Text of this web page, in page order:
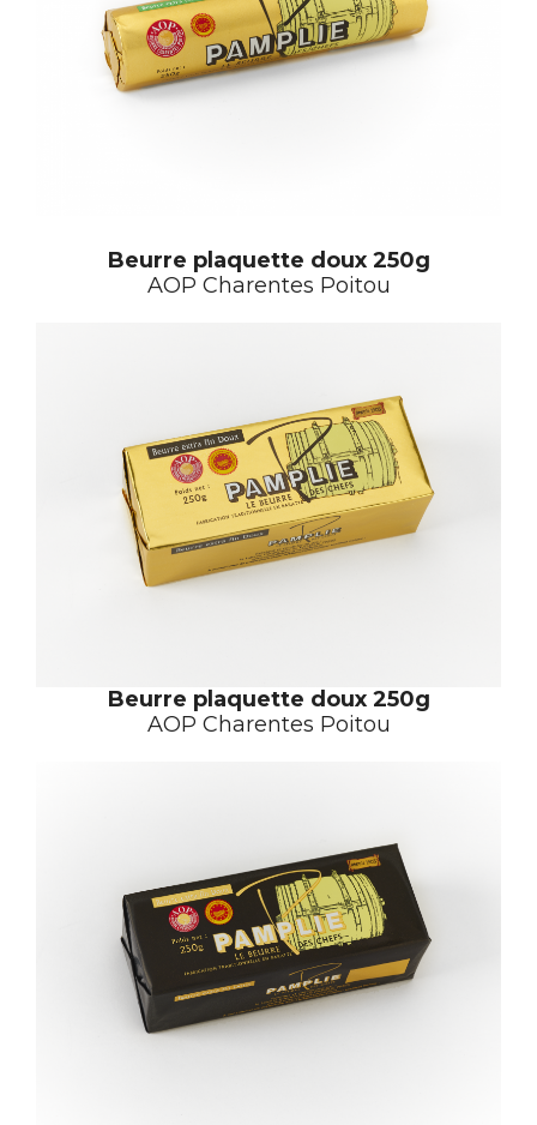
Beurre plaquette doux 250g
AOP Charentes Poitou
Beurre plaquette doux 250g
AOP Charentes Poitou